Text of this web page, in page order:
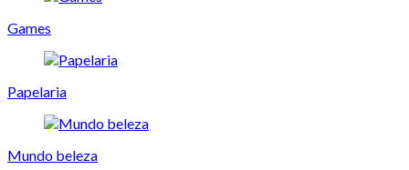
Games
Papelaria
Mundo beleza